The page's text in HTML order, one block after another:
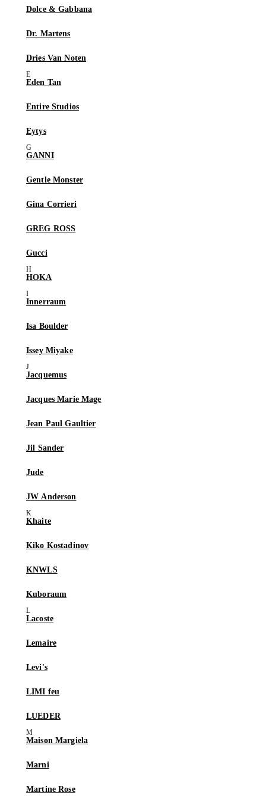
Dolce & Gabbana
Dr. Martens
Dries Van Noten
Eden Tan
Entire Studios
Eytys
GANNI
Gentle Monster
Gina Corrieri
GREG ROSS
Gucci
HOKA
Innerraum
Isa Boulder
Issey Miyake
Jacquemus
Jacques Marie Mage
Jean Paul Gaultier
Jil Sander
Jude
JW Anderson
Khaite
Kiko Kostadinov
KNWLS
Kuboraum
Lacoste
Lemaire
Levi's
LIMI feu
LUEDER
Maison Margiela
Marni
Martine Rose